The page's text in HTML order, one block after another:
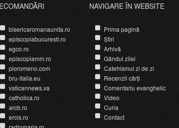
bisericaromanaunita.ro
episcopiabucuresti.ro
egco.ro
episcopiamm.ro
pioromeno.com
bru-italia.eu
vaticannews.va
catholica.ro
arcb.ro
ercis.ro
NAVIGARE ÎN WEBSITE
Prima pagină
Știri
Arhivă
Gândul zilei
Catehismul zi de zi
Recenzii cărți
Comentariu evanghelic
Video
Curia
Contact